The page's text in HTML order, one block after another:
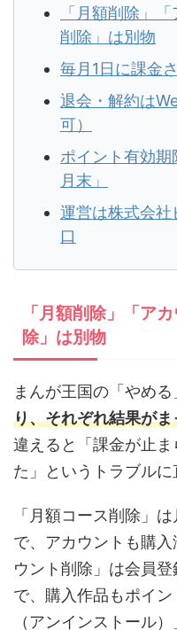
「月額削除」
削除」は別物
毎月1日に課金
退会・解約は
可）
ポイント有効
月末」
運営は株式会社
口
「月額削除」「ア
除」は別物
まんが王国の「やめ
り、それぞれ結果が
違えると「課金が止
た」というトラブルに
「月額コース削除」
で、アカウントも購
ウント削除」は会員
で、購入作品もポイ
（アンインストール